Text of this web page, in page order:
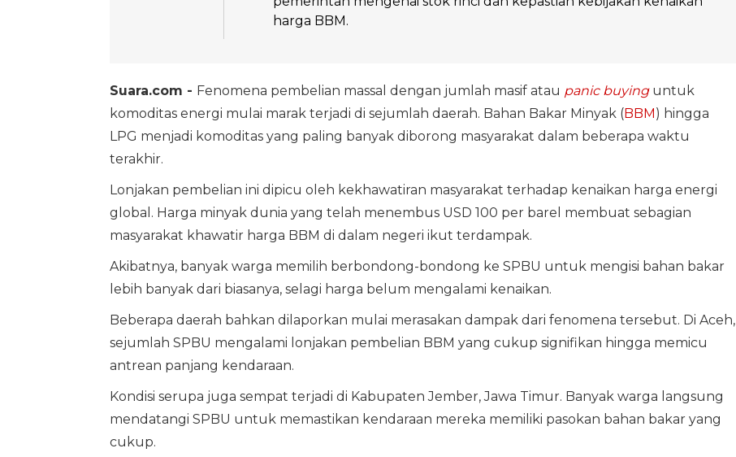
harga BBM.
Suara.com - Fenomena pembelian massal dengan jumlah masif atau panic buyinguntuk
komoditas energi mulai marak terjadi di sejumlah daerah. Bahan Bakar Minyak (BBM) hingga
LPG menjadi komoditas yang paling banyak diborong masyarakat dalam beberapa waktu
terakhir.
Lonjakan pembelian ini dipicu oleh kekhawatiran masyarakat terhadap kenaikan harga energi
global. Harga minyak dunia yang telah menembus USD 100 per barel membuat sebagian
masyarakat khawatir harga BBM di dalam negeri ikut terdampak.
Akibatnya, banyak warga memilih berbondong-bondong ke SPBU untuk mengisi bahan bakar
lebih banyak dari biasanya, selagi harga belum mengalami kenaikan.
Beberapa daerah bahkan dilaporkan mulai merasakan dampak dari fenomena tersebut. Di Aceh,
sejumlah SPBU mengalami lonjakan pembelian BBM yang cukup signifikan hingga memicu
antrean panjang kendaraan.
Kondisi serupa juga sempat terjadi di Kabupaten Jember, Jawa Timur. Banyak warga langsung
mendatangi SPBU untuk memastikan kendaraan mereka memiliki pasokan bahan bakar yang
cukup.